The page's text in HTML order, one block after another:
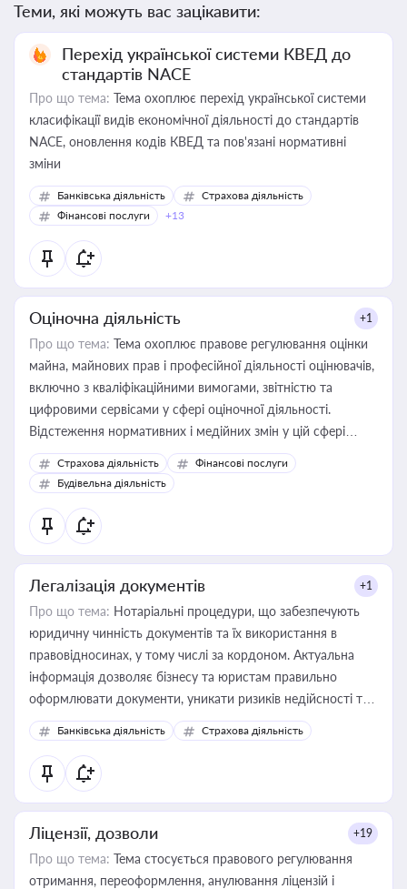
Теми, які можуть вас зацікавити:
Перехід української системи КВЕД до
стандартів NACE
Про що тема: Тема охоплює перехід української системи
класифікації видів економічної діяльності до стандартів
NACE, оновлення кодів КВЕД та пов'язані нормативні
зміни
Банківська діяльність
Страхова діяльність
Фінансові послуги
+13
Оціночна діяльність +1
Про що тема: Тема охоплює правове регулювання оцінки
майна, майнових прав і професійної діяльності оцінювачів,
включно з кваліфікаційними вимогами, звітністю та
цифровими сервісами у сфері оціночної діяльності.
Відстеження нормативних і медійних змін у цій сфері
корисне для власника бізнесу, керівника, юриста або
бухгалтера під час оподаткування, приватизації, оренди
державного майна, корпоративних угод і перевірки
статусу суб'єктів оціночної діяльності
Страхова діяльність
Фінансові послуги
Будівельна діяльність
Легалізація документів +1
Про що тема: Нотаріальні процедури, що забезпечують
юридичну чинність документів та їх використання в
правовідносинах, у тому числі за кордоном. Актуальна
інформація дозволяє бізнесу та юристам правильно
оформлювати документи, уникати ризиків недійсності та
забезпечувати їх належне прийняття органами влади та
контрагентами
Банківська діяльність Страхова діяльність
Ліцензії, дозволи +19
Про що тема: Тема стосується правового регулювання
отримання, переоформлення, анулювання ліцензій і